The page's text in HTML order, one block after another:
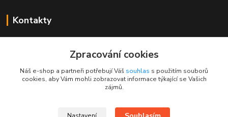
Kontakty
+420 725 613 837
info@rajklubicek.cz
Zpracování cookies
Náš e-shop a partneři potřebují Váš souhlas s použitím souborů
cookies, aby Vám mohli zobrazovat informace týkající se Vašich
zájmů.